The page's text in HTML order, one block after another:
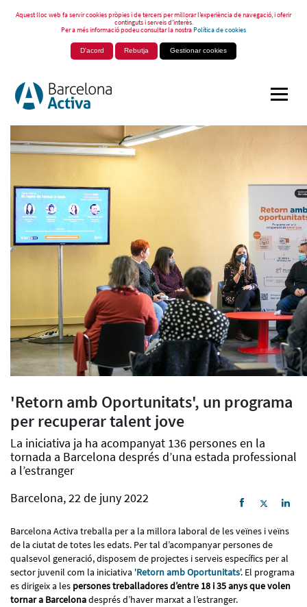
Aquest lloc web fa servir cookies pròpies i de tercers per millorar l’experiència de navegació, i oferir
continguts i serveis d’interès.
Per a més informació podeu consultar la nostraPolítica de cookies
D'acord Rebutja Gestionar cookies
'Retorn amb Oportunitats', un programa
per recuperar talent jove
La iniciativa ja ha acompanyat 136 persones en la
tornada a Barcelona després d’una estada professional
a l’estranger
Barcelona, 22 de juny 2022
Barcelona Activa treballa per a la millora laboral de les veïnes i veïns
de la ciutat de totes les edats. Per tal d’acompanyar persones de
qualsevol generació, disposem de projectes i serveis específics per al
sector juvenil com la iniciativa 'Retorn amb Oportunitats'. El programa
es dirigeix a les persones treballadores d’entre 18 i 35 anys que volen
tornar a Barcelonadesprés d’haver marxat a l’estranger.